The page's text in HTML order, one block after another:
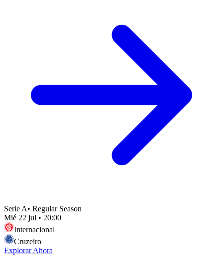
Serie A• Regular Season
Mié 22 jul • 20:00
Internacional
Cruzeiro
Explorar Ahora